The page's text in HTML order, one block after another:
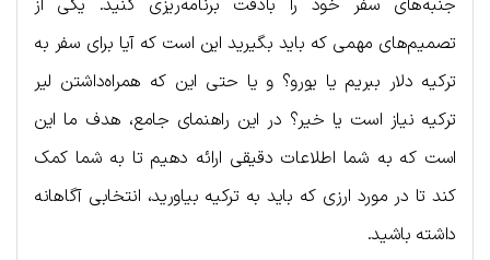
جنبه‌های سفر خود را بادقت برنامه‌ریزی کنید. یکی از
تصمیم‌های مهمی که باید بگیرید این است که آیا برای سفر به
ترکیه دلار ببریم یا یورو؟ و یا حتی این که همراه‌داشتن لیر
ترکیه نیاز است یا خیر؟ در این راهنمای جامع، هدف ما این
است که به شما اطلاعات دقیقی ارائه دهیم تا به شما کمک
کند تا در مورد ارزی که باید به ترکیه بیاورید، انتخابی آگاهانه
داشته باشید.